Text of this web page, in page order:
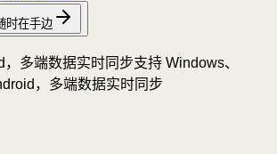
时在手边
，多端数据实时同步支持 Windows、
，多端数据实时同步